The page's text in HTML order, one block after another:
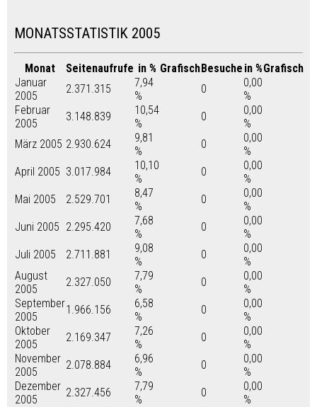
MONATSSTATISTIK 2005
Monat Seitenaufrufe in % GrafischBesuche in %Grafisch
Januar
2005
2.371.315
7,94
%
0
0,00
%
Februar
2005
3.148.839
10,54
%
0
0,00
%
März 2005 2.930.624
9,81
%
0
0,00
%
April 2005 3.017.984
10,10
%
0
0,00
%
Mai 2005
2.529.701
8,47
%
0
0,00
%
Juni 2005 2.295.420
7,68
%
0
0,00
%
Juli 2005
2.711.881
9,08
%
0
0,00
%
August
2005
2.327.050
7,79
%
0
0,00
%
September
2005
1.966.156
6,58
%
0
0,00
%
Oktober
2005
2.169.347
7,26
%
0
0,00
%
November
2005
2.078.884
6,96
%
0
0,00
%
Dezember
2005
2.327.456
7,79
%
0
0,00
%